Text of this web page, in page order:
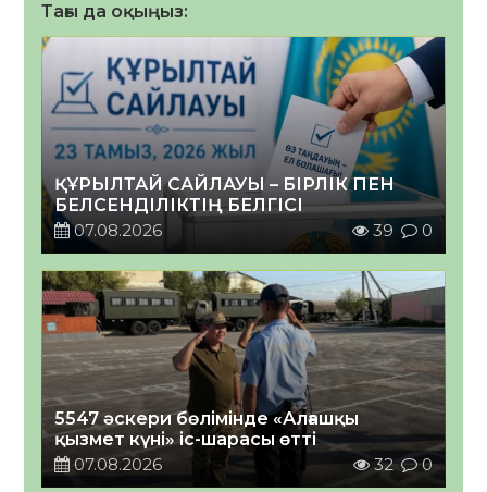
Тағы да оқыңыз:
ҚҰРЫЛТАЙ САЙЛАУЫ – БІРЛІК ПЕН
БЕЛСЕНДІЛІКТІҢ БЕЛГІСІ
07.08.2026
39 0
5547 әскери бөлімінде «Алғашқы
қызмет күні» іс-шарасы өтті
07.08.2026
32 0